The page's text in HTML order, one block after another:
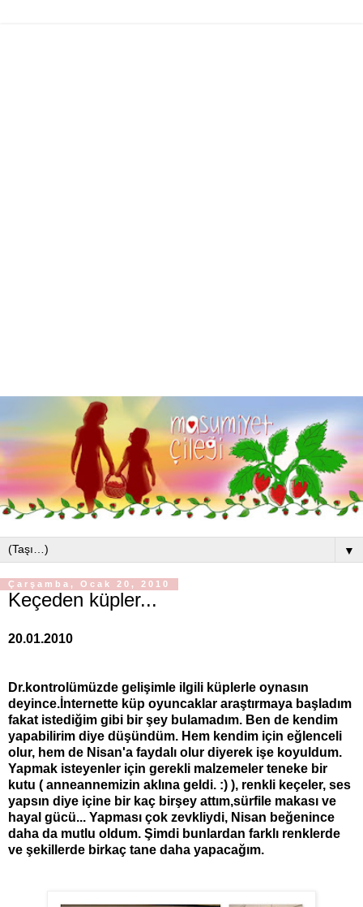
▼
Çarşamba, Ocak 20, 2010
Keçeden küpler...
20.01.2010
Dr.kontrolümüzde gelişimle ilgili küplerle oynasın
deyince.İnternette küp oyuncaklar araştırmaya başladım
fakat istediğim gibi bir şey bulamadım. Ben de kendim
yapabilirim diye düşündüm. Hem kendim için eğlenceli
olur, hem de Nisan'a faydalı olur diyerek işe koyuldum.
Yapmak isteyenler için gerekli malzemeler teneke bir
kutu ( anneannemizin aklına geldi. :) ), renkli keçeler, ses
yapsın diye içine bir kaç birşey attım,sürfile makası ve
hayal gücü... Yapması çok zevkliydi, Nisan beğenince
daha da mutlu oldum. Şimdi bunlardan farklı renklerde
ve şekillerde birkaç tane daha yapacağım.